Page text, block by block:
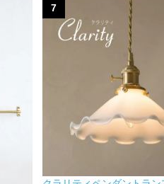
7